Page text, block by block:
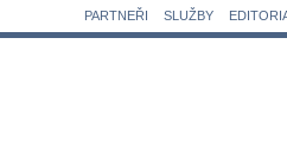
PARTNEŘI
SLUŽBY